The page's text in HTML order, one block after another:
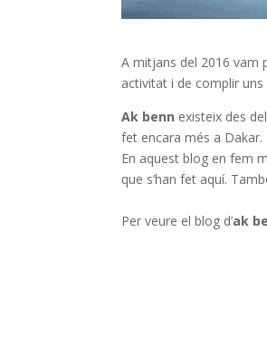
A mitjans del 2016 vam
activitat i de complir
Ak benn existeix des
fet encara més a Dakar.
En aquest blog en fem
que s’han fet aquí.
Per veure el blog d’ak